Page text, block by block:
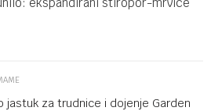
jastuk za trudnice i dojenje Garden